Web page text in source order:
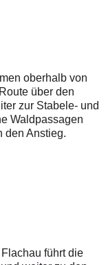
oberhalb von
über den
zur Stabele- und
Waldpassagen
den Anstieg.
Flachau führt die